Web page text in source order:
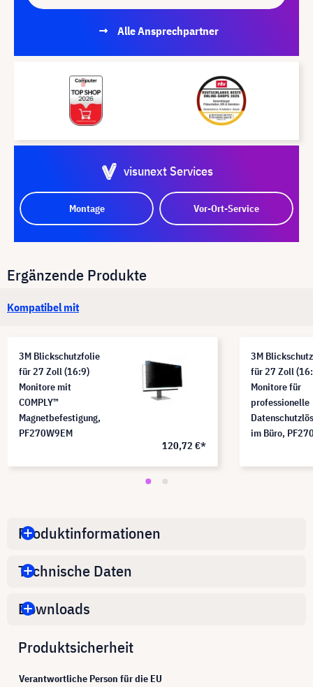
Alle Ansprechpartner
visunext Services
Montage Vor-Ort-Service
Ergänzende Produkte
Kompatibel mit
3M Blickschutzfolie
für 27 Zoll (16:9)
Monitore mit
COMPLY™
Magnetbefestigung,
PF270W9EM
120,72 €*
3M
für 27 Zoll
Monitore für
professionelle
im Büro,
Produktinformationen
Technische Daten
Downloads
Produktsicherheit
Verantwortliche Person für die EU